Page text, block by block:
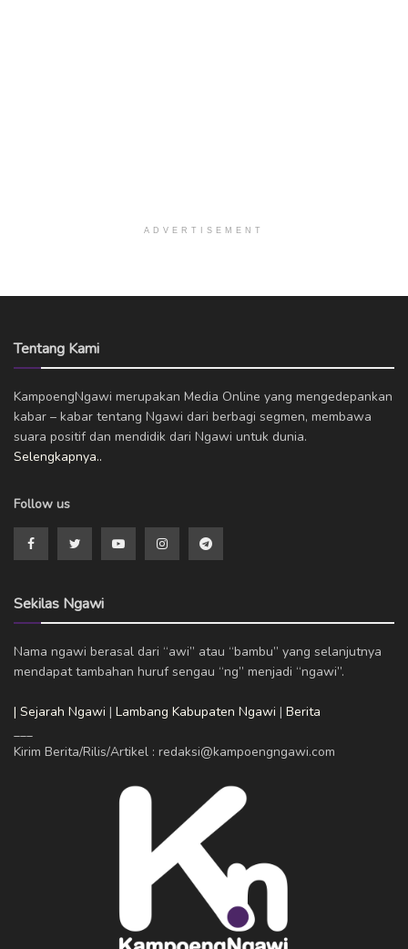
ADVERTISEMENT
Tentang Kami
KampoengNgawi merupakan Media Online yang mengedepankan
kabar – kabar tentang Ngawi dari berbagi segmen, membawa
suara positif dan mendidik dari Ngawi untuk dunia.
Selengkapnya..
Follow us
Sekilas Ngawi
Nama ngawi berasal dari “awi” atau “bambu” yang selanjutnya
mendapat tambahan huruf sengau “ng” menjadi “ngawi”.
| Sejarah Ngawi | Lambang Kabupaten Ngawi | Berita
Kirim Berita/Rilis/Artikel : redaksi@kampoengngawi.com